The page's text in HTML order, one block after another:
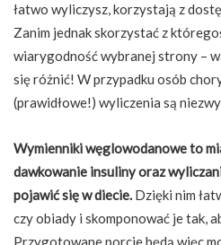
łatwo wyliczysz, korzystają z
Zanim jednak skorzystać z
wiarygodność wybranej strony –
się różnić! W przypadku osób
(prawidłowe!) wyliczenia są
Wymienniki węglowodanowe to
dawkowanie insuliny oraz
pojawić się w diecie. Dzięki nim
czy obiady i skomponować je tak,
Przygotowane porcje będą więc